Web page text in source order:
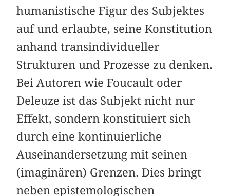
humanistische Figur des Subjektes
auf und erlaubte, seine Konstitution
anhand transindividueller
Strukturen und Prozesse zu denken.
Bei Autoren wie Foucault oder
Deleuze ist das Subjekt nicht nur
Effekt, sondern konstituiert sich
durch eine kontinuierliche
Auseinandersetzung mit seinen
(imaginären) Grenzen. Dies bringt
neben epistemologischen